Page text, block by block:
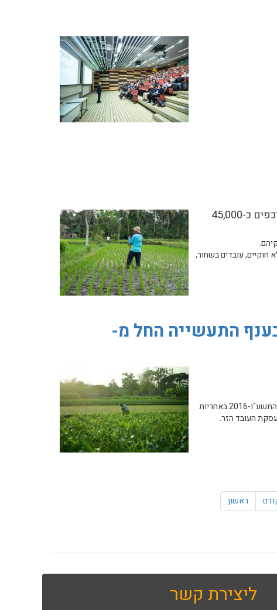
גורמים עבריינים גובים דמי תיווך בסך 15,000-27,000 דולר לעובד כדי להגיע לעבוד בארץ | רק 150 פקחים אוכפים כ-45,000
חוקיים, עובדים בשחור,
התעשייה החל מ-
, הינם סכומי מינימום להפקדה, וכי לפי תקנה 2 לתקנות עובדים זרים (פיקדון לעובדים זרים), התשע"ו-2016 באחריות
העובד הזר.
ראשון
ליצירת קשר